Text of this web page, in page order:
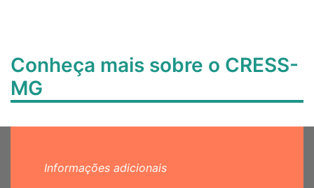
Conheça mais sobre o CRESS-
MG
Informações adicionais